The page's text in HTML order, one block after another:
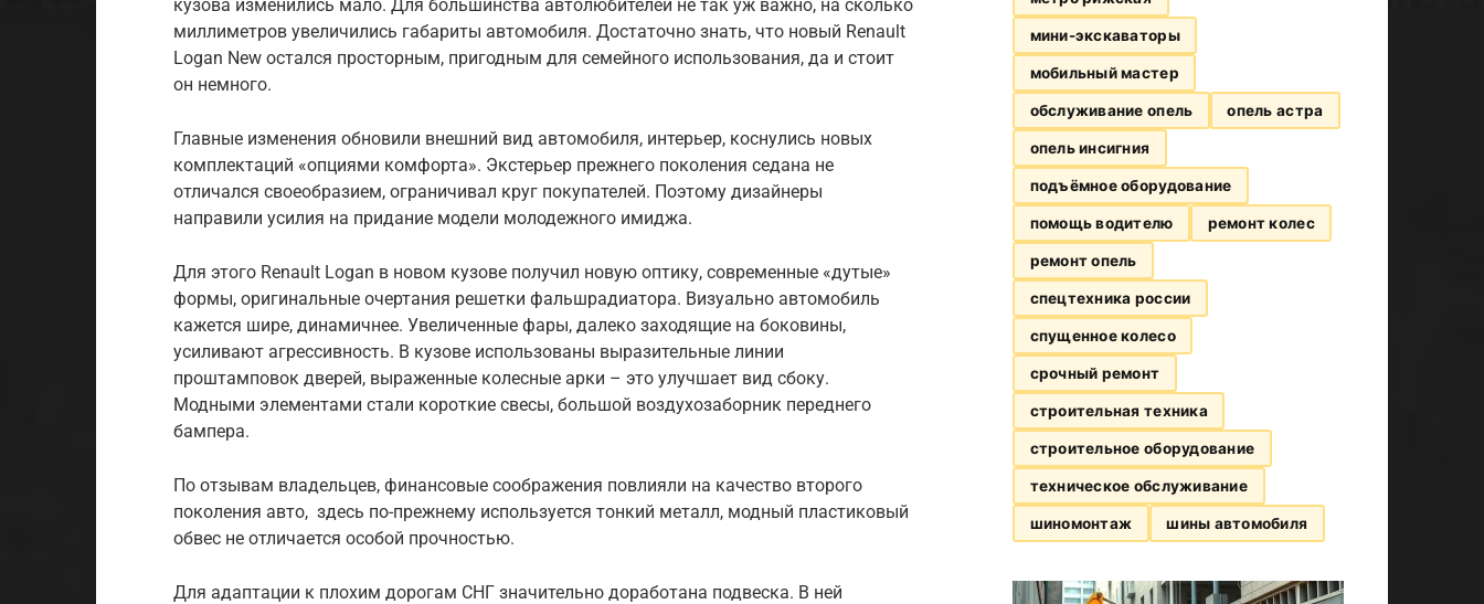
кузова изменились мало. Для большинства автолюбителей не так уж важно, на сколько
миллиметров увеличились габариты автомобиля. Достаточно знать, что новый Renault
Logan New остался просторным, пригодным для семейного использования, да и стоит
он немного.
Главные изменения обновили внешний вид автомобиля, интерьер, коснулись новых
комплектаций «опциями комфорта». Экстерьер прежнего поколения седана не
отличался своеобразием, ограничивал круг покупателей. Поэтому дизайнеры
направили усилия на придание модели молодежного имиджа.
Для этого Renault Logan в новом кузове получил новую оптику, современные «дутые»
формы, оригинальные очертания решетки фальшрадиатора. Визуально автомобиль
кажется шире, динамичнее. Увеличенные фары, далеко заходящие на боковины,
усиливают агрессивность. В кузове использованы выразительные линии
проштамповок дверей, выраженные колесные арки – это улучшает вид сбоку.
Модными элементами стали короткие свесы, большой воздухозаборник переднего
бампера.
По отзывам владельцев, финансовые соображения повлияли на качество второго
поколения авто, здесь по-прежнему используется тонкий металл, модный пластиковый
обвес не отличается особой прочностью.
Для адаптации к плохим дорогам СНГ значительно доработана подвеска. В ней
мини-экскаваторы
мобильный мастер
обслуживание опель опель астра
опель инсигния
подъёмное оборудование
помощь водителю ремонт колес
ремонт опель
спецтехника россии
спущенное колесо
срочный ремонт
строительная техника
строительное оборудование
техническое обслуживание
шиномонтаж шины автомобиля